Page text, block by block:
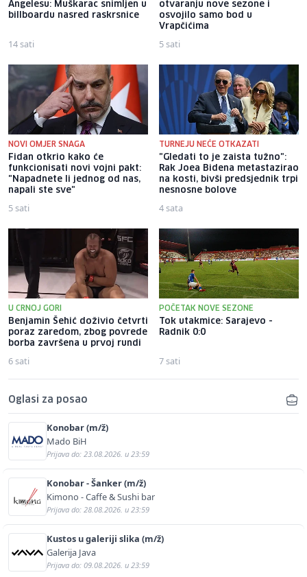
Angelesu: Muškarac snimljen u
billboardu nasred raskrsnice
14 sati
otvaranju nove sezone i
osvojilo samo bod u
Vrapčićima
5 sati
NOVI OMJER SNAGA
Fidan otkrio kako će
funkcionisati novi vojni pakt:
"Napadnete li jednog od nas,
napali ste sve"
5 sati
TURNEJU NEĆE OTKAZATI
"Gledati to je zaista tužno":
Rak Joea Bidena metastazirao
na kosti, bivši predsjednik trpi
nesnosne bolove
4 sata
U CRNOJ GORI
Benjamin Šehić doživio četvrti
poraz zaredom, zbog povrede
borba završena u prvoj rundi
6 sati
POČETAK NOVE SEZONE
Tok utakmice: Sarajevo -
Radnik 0:0
7 sati
Oglasi za posao
Konobar (m/ž)
Mado BiH
Prijava do: 23.08.2026. u 23:59
Konobar - Šanker (m/ž)
Kimono - Caffe & Sushi bar
Prijava do: 28.08.2026. u 23:59
Kustos u galeriji slika (m/ž)
Galerija Java
Prijava do: 09.08.2026. u 23:59